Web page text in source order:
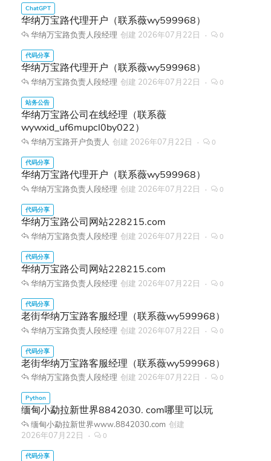
华纳万宝路代理开户（联系薇wy599968）
华纳万宝路负责人段经理 创建 2026年07月22日 0
华纳万宝路代理开户（联系薇wy599968）
华纳万宝路负责人段经理 创建 2026年07月22日 0
华纳万宝路公司在线经理（联系薇
wywxid_uf6mupcl0by022）
华纳万宝路开户负责人 创建 2026年07月22日 0
华纳万宝路代理开户（联系薇wy599968）
华纳万宝路负责人段经理 创建 2026年07月22日 0
华纳万宝路公司网站228215.com
华纳万宝路负责人段经理 创建 2026年07月22日 0
华纳万宝路公司网站228215.com
华纳万宝路负责人段经理 创建 2026年07月22日 0
老街华纳万宝路客服经理（联系薇wy599968）
华纳万宝路负责人段经理 创建 2026年07月22日 0
老街华纳万宝路客服经理（联系薇wy599968）
华纳万宝路负责人段经理 创建 2026年07月22日 0
缅甸小勐拉新世界8842030. com哪里可以玩
缅甸小勐拉新世界www.8842030.com 创建
2026年07月22日
0